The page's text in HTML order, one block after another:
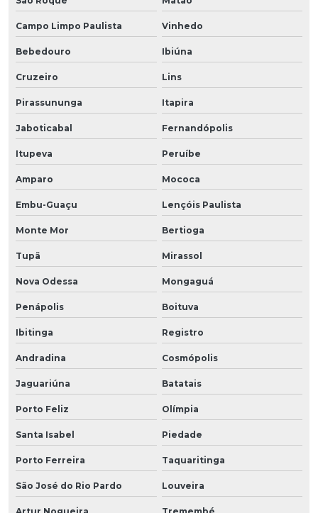
Campo Limpo Paulista Vinhedo
Bebedouro Ibiúna
Cruzeiro Lins
Pirassununga Itapira
Jaboticabal Fernandópolis
Itupeva Peruíbe
Amparo Mococa
Embu-Guaçu Lençóis Paulista
Monte Mor Bertioga
Tupã Mirassol
Nova Odessa Mongaguá
Penápolis Boituva
Ibitinga Registro
Andradina Cosmópolis
Jaguariúna Batatais
Porto Feliz Olímpia
Santa Isabel Piedade
Porto Ferreira Taquaritinga
São José do Rio Pardo Louveira